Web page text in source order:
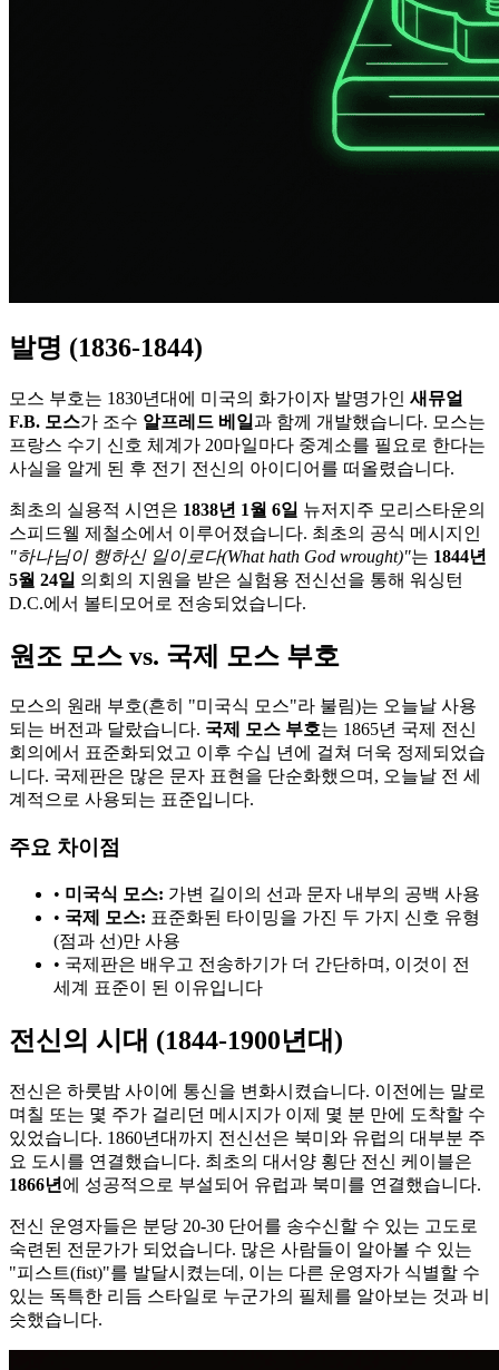
발명 (1836-1844)
모스 부호는 1830년대에 미국의 화가이자 발명가인 새뮤얼
F.B. 모스가 조수 알프레드 베일과 함께 개발했습니다. 모스는
프랑스 수기 신호 체계가 20마일마다 중계소를 필요로 한다는
사실을 알게 된 후 전기 전신의 아이디어를 떠올렸습니다.
최초의 실용적 시연은 1838년 1월 6일 뉴저지주 모리스타운의
스피드웰 제철소에서 이루어졌습니다. 최초의 공식 메시지인
"하나님이 행하신 일이로다(What hath God wrought)"는 1844년
5월 24일 의회의 지원을 받은 실험용 전신선을 통해 워싱턴
D.C.에서 볼티모어로 전송되었습니다.
원조 모스 vs. 국제 모스 부호
모스의 원래 부호(흔히 "미국식 모스"라 불림)는 오늘날 사용
되는 버전과 달랐습니다. 국제 모스 부호는 1865년 국제 전신
회의에서 표준화되었고 이후 수십 년에 걸쳐 더욱 정제되었습
니다. 국제판은 많은 문자 표현을 단순화했으며, 오늘날 전 세
계적으로 사용되는 표준입니다.
주요 차이점
• 미국식 모스: 가변 길이의 선과 문자 내부의 공백 사용
• 국제 모스: 표준화된 타이밍을 가진 두 가지 신호 유형
(점과 선)만 사용
• 국제판은 배우고 전송하기가 더 간단하며, 이것이 전
세계 표준이 된 이유입니다
전신의 시대 (1844-1900년대)
전신은 하룻밤 사이에 통신을 변화시켰습니다. 이전에는 말로
며칠 또는 몇 주가 걸리던 메시지가 이제 몇 분 만에 도착할 수
있었습니다. 1860년대까지 전신선은 북미와 유럽의 대부분 주
요 도시를 연결했습니다. 최초의 대서양 횡단 전신 케이블은
1866년 에 성공적으로 부설되어 유럽과 북미를 연결했습니다.
전신 운영자들은 분당 20-30 단어를 송수신할 수 있는 고도로
숙련된 전문가가 되었습니다. 많은 사람들이 알아볼 수 있는
"피스트(fist)"를 발달시켰는데, 이는 다른 운영자가 식별할 수
있는 독특한 리듬 스타일로 누군가의 필체를 알아보는 것과 비
슷했습니다.